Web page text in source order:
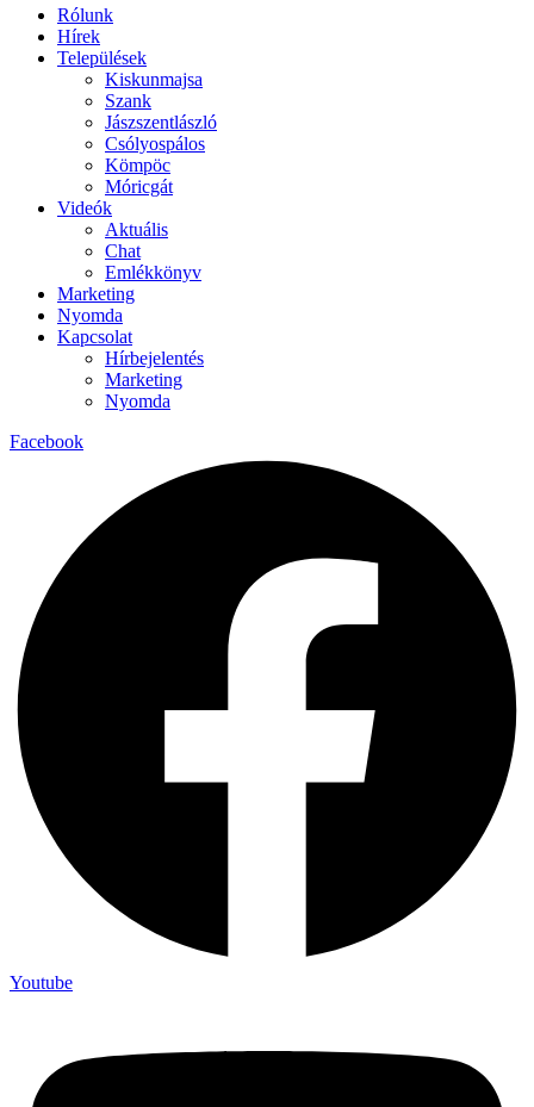
Rólunk
Hírek
Települések
Kiskunmajsa
Szank
Jászszentlászló
Csólyospálos
Kömpöc
Móricgát
Videók
Aktuális
Chat
Emlékkönyv
Marketing
Nyomda
Kapcsolat
Hírbejelentés
Marketing
Nyomda
Facebook
Youtube